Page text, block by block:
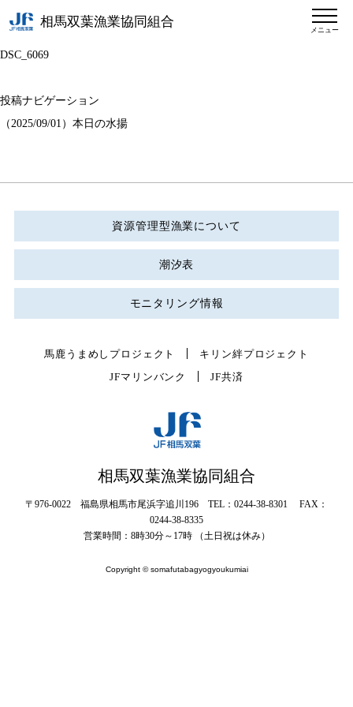
相馬双葉漁業協同組合
メニュー
DSC_6069
投稿ナビゲーション
（2025/09/01）本日の水揚
資源管理型漁業について
潮汐表
モニタリング情報
馬鹿うまめしプロジェクト
キリン絆プロジェクト
JFマリンバンク
JF共済
相馬双葉漁業協同組合
〒976-0022 福島県相馬市尾浜字追川196 TEL：0244-38-8301 FAX：
0244-38-8335
営業時間：8時30分～17時 （土日祝は休み）
Copyright © somafutabagyogyoukumiai